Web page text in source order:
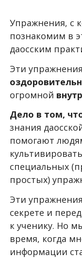
Упражнения, с
познакомим в
даосским
Эти
огромной
Дело в том,
знания
помогают
специальных
простых)
Эти
секрете и
к ученику. Но
время, когда
информации